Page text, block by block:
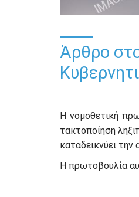
Άρθρο
Η νομοθετική
τακτοποίηση
καταδεικνύει
Η πρωτοβουλία